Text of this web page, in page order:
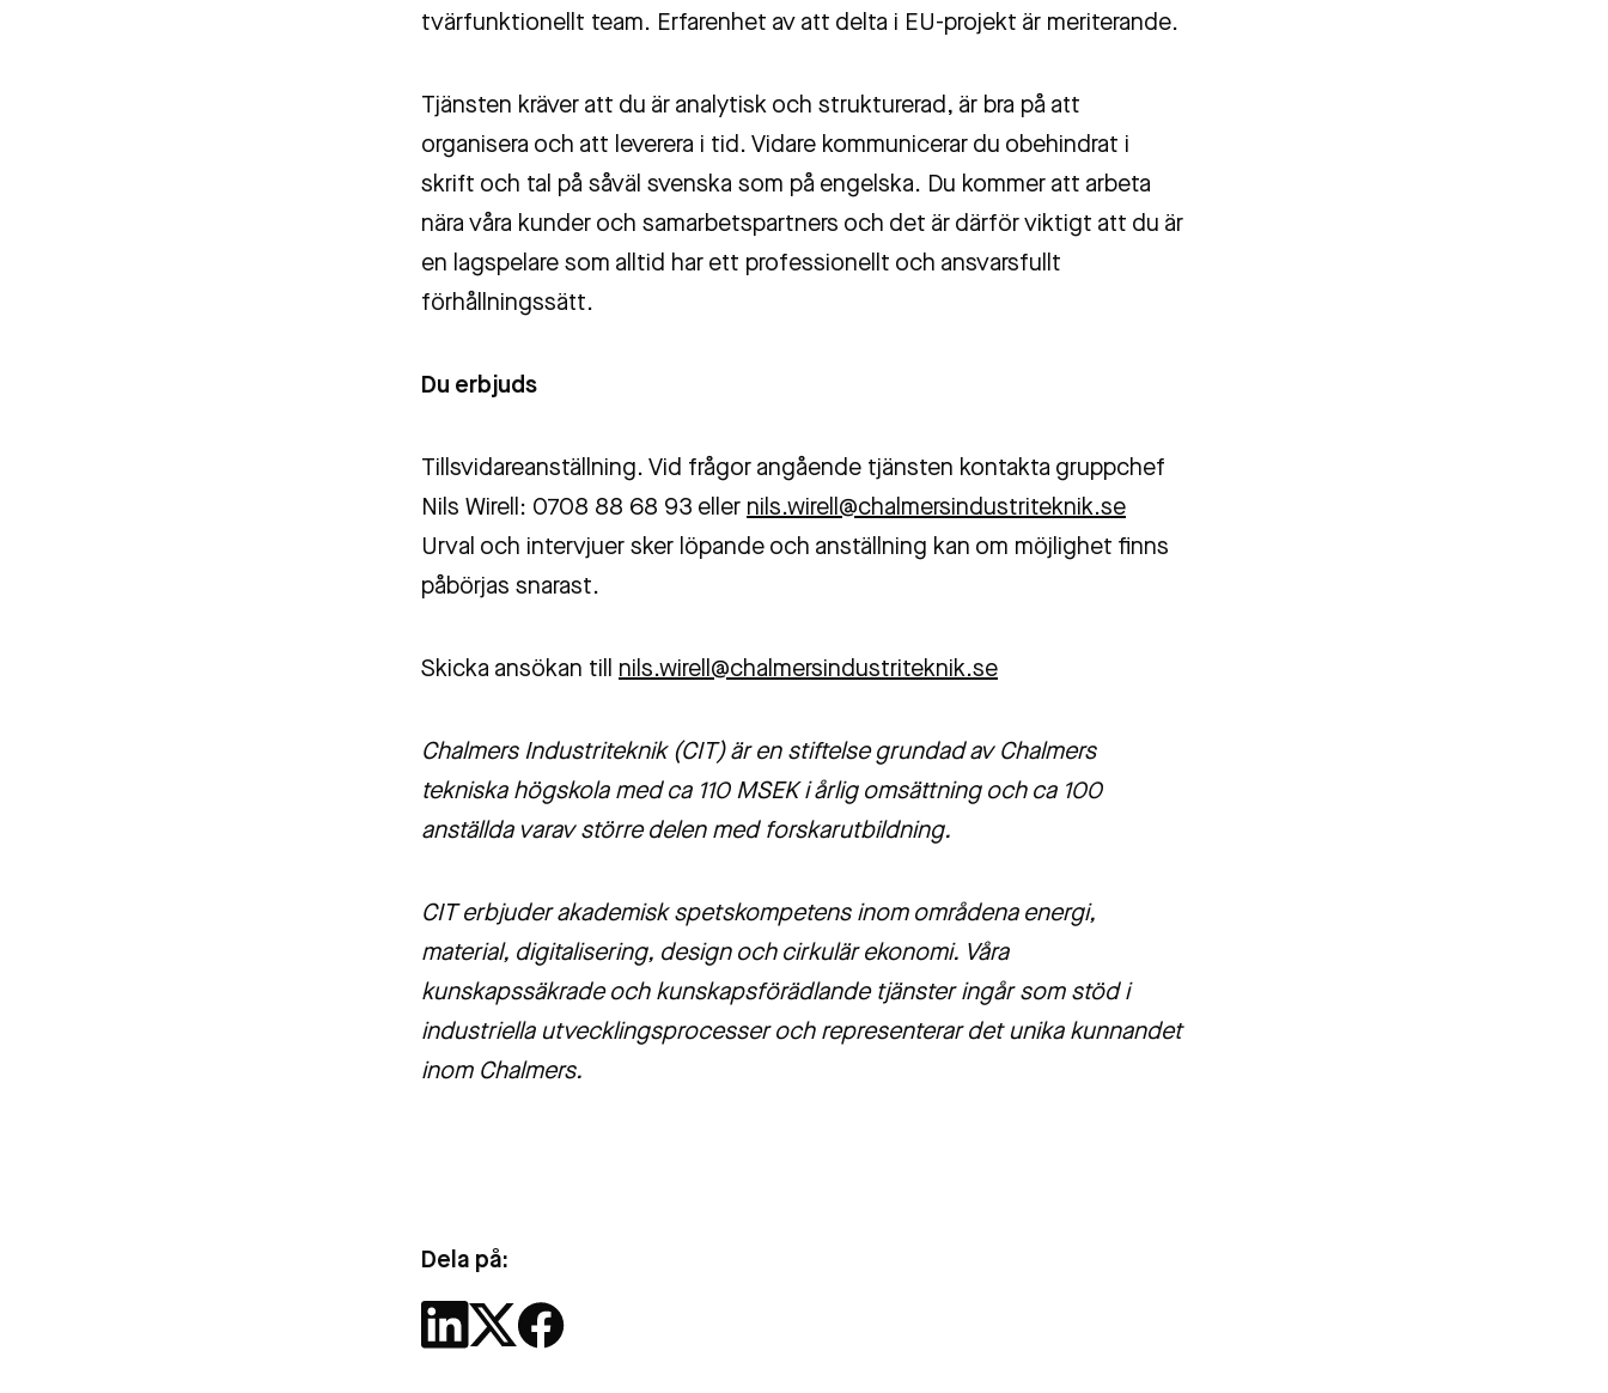
tvärfunktionellt team. Erfarenhet av att delta i EU-projekt är meriterande.
Tjänsten kräver att du är analytisk och strukturerad, är bra på att
organisera och att leverera i tid. Vidare kommunicerar du obehindrat i
skrift och tal på såväl svenska som på engelska. Du kommer att arbeta
nära våra kunder och samarbetspartners och det är därför viktigt att du är
en lagspelare som alltid har ett professionellt och ansvarsfullt
förhållningssätt.
Du erbjuds
Tillsvidareanställning. Vid frågor angående tjänsten kontakta gruppchef
Nils Wirell: 0708 88 68 93 eller nils.wirell@chalmersindustriteknik.se
Urval och intervjuer sker löpande och anställning kan om möjlighet finns
påbörjas snarast.
Skicka ansökan till nils.wirell@chalmersindustriteknik.se
Chalmers Industriteknik (CIT) är en stiftelse grundad av Chalmers
tekniska högskola med ca 110 MSEK i årlig omsättning och ca 100
anställda varav större delen med forskarutbildning.
CIT erbjuder akademisk spetskompetens inom områdena energi,
material, digitalisering, design och cirkulär ekonomi. Våra
kunskapssäkrade och kunskapsförädlande tjänster ingår som stöd i
industriella utvecklingsprocesser och representerar det unika kunnandet
inom Chalmers.
Dela på: